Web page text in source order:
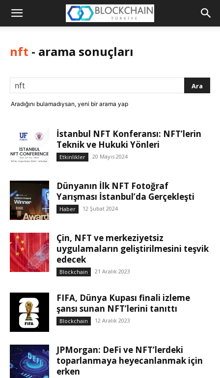
Blockchain
nft - arama sonuçları
Aradığını bulamadıysan, yeni bir arama yap
İstanbul NFT Konferansı: NFT’lerin
Teknik ve Hukuki Yönleri
Etkinlikler 20 Mayıs 2024
Dünyanın İlk NFT Fotoğraf
Yarışması İstanbul’da Gerçekleşti
Haber 12 Şubat 2024
Çin, NFT ve merkeziyetsiz
uygulamaların geliştirilmesini teşvik
edecek
Blockchain 21 Aralık 2023
FIFA, Dünya Kupası finali izleme
şansı sunan NFT’lerini tanıttı
Blockchain 12 Aralık 2023
JPMorgan: DeFi ve NFT’lerdeki
toparlanmaya heyecanlanmak için
erken